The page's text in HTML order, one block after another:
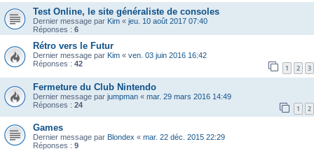
Test Online, le site généraliste de consoles
Dernier message par Kim « jeu. 10 août 2017 07:40
Réponses : 6
Rétro vers le Futur
Dernier message par Kim « ven. 03 juin 2016 16:42
Réponses : 42 1 2 3
Fermeture du Club Nintendo
Dernier message par jumpman « mar. 29 mars 2016 14:49
Réponses : 24 1 2
Games
Dernier message par Blondex « mar. 22 déc. 2015 22:29
Réponses : 9